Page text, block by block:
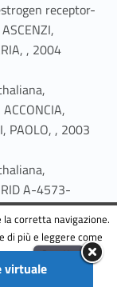
receptor-
, 2004
PAOLO, , 2003
A-4573-
FABIO, , 2003Link identifier #identifier_person_39630-120
virtuale
corretta navigazione.
di più e leggere come
ENG
Accetta